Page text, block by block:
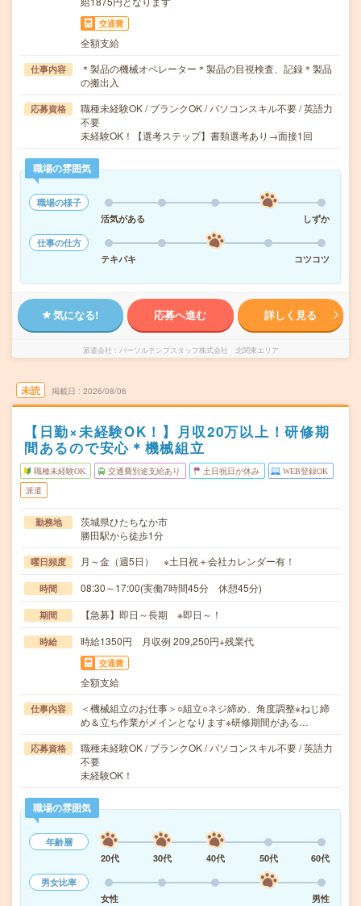
交通費
全額支給
仕事内容
＊製品の機械オペレーター＊製品の目視検査、記録＊製品
の搬出入
応募資格
職種未経験OK / ブランクOK / パソコンスキル不要 / 英語力
不要
未経験OK！【選考ステップ】書類選考あり→面接1回
職場の雰囲気
職場の様子
活気がある
しずか
仕事の仕方
テキパキ
コツコツ
気になる! 応募へ進む 詳しく見る
派遣会社 パーソルテンプスタッフ株式会社 北関東エリア
未読 掲載日 2026/08/06
【日勤×未経験OK！】月収20万以上！研修期
間あるので安心＊機械組立
職種未経験OK 交通費別途支給あり 土日祝日が休み WEB登録OK
派遣
勤務地
茨城県ひたちなか市
勝田駅から徒歩1分
曜日頻度 月～金（週5日） ※土日祝＋会社カレンダー有！
時間 08:30～17:00(実働7時間45分 休憩45分)
期間 【急募】即日～長期 ※即日～！
時給 時給1350円 月収例 209,250円+残業代
交通費
全額支給
仕事内容
＜機械組立のお仕事＞○組立○ネジ締め、角度調整※ねじ締
め＆立ち作業がメインとなります※研修期間がある…
応募資格
職種未経験OK / ブランクOK / パソコンスキル不要 / 英語力
不要
未経験OK！
職場の雰囲気
年齢層
20代
30代 40代 50代
60代
男女比率
女性
男性